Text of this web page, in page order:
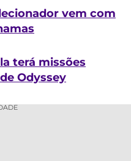
vem com
terá missões
Odyssey